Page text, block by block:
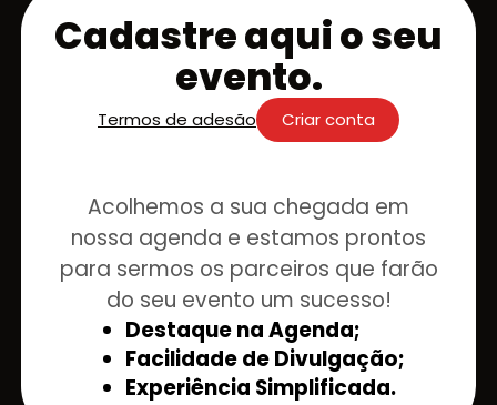
Cadastre aqui o seu
evento.
Termos de adesão Criar conta
Acolhemos a sua chegada em
nossa agenda e estamos prontos
para sermos os parceiros que farão
do seu evento um sucesso!
Destaque na Agenda;
Facilidade de Divulgação;
Experiência Simplificada.